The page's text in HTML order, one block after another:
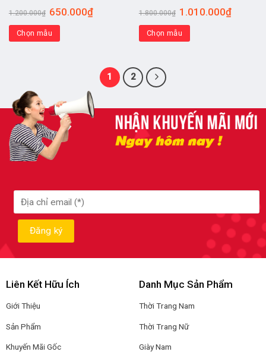
1.200.000₫ 650.000₫
Chọn mẫu
1.800.000₫ 1.010.000₫
Chọn mẫu
1 2
Liên Kết Hữu Ích
Giới Thiệu
Sản Phẩm
Khuyến Mãi Gốc
Danh Mục Sản Phẩm
Thời Trang Nam
Thời Trang Nữ
Giày Nam